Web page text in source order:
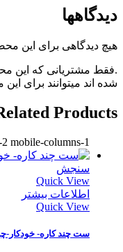
دیدگاهها
هیچ دیدگاهی برای این
.فقط مشتریانی که این
شده اند میتوانند برای
Products
mobile-columns-1
سنجش
Quick View
اطلاعات بیشتر
Quick View
ست چند کاره- خودکار-چراغ